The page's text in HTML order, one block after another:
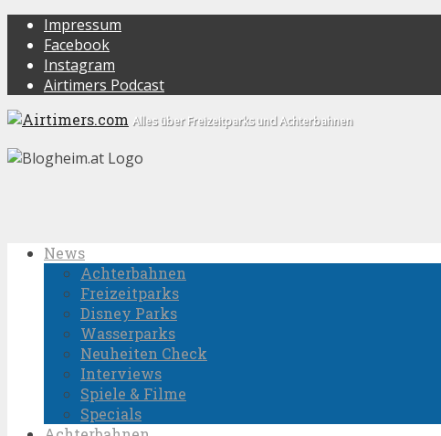
Impressum
Facebook
Instagram
Airtimers Podcast
Alles über Freizeitparks und Achterbahnen
News
Achterbahnen
Freizeitparks
Disney Parks
Wasserparks
Neuheiten Check
Interviews
Spiele & Filme
Specials